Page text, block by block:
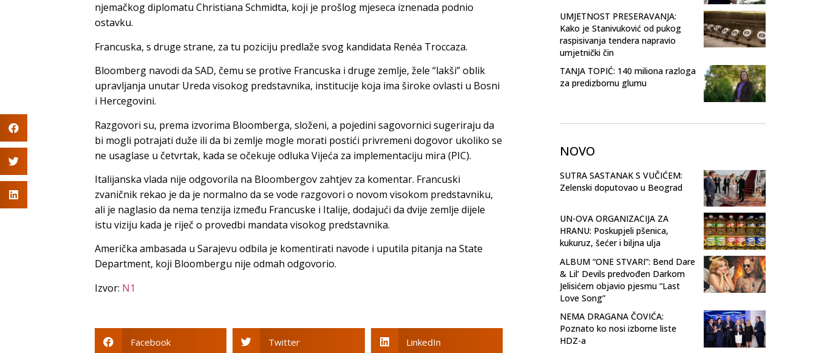
njemačkog diplomatu Christiana Schmidta, koji je prošlog mjeseca iznenada podnio
ostavku.
Francuska, s druge strane, za tu poziciju predlaže svog kandidata Renéa Troccaza.
Bloomberg navodi da SAD, čemu se protive Francuska i druge zemlje, žele “lakši” oblik
upravljanja unutar Ureda visokog predstavnika, institucije koja ima široke ovlasti u Bosni
i Hercegovini.
Razgovori su, prema izvorima Bloomberga, složeni, a pojedini sagovornici sugeriraju da
bi mogli potrajati duže ili da bi zemlje mogle morati postići privremeni dogovor ukoliko se
ne usaglase u četvrtak, kada se očekuje odluka Vijeća za implementaciju mira (PIC).
Italijanska vlada nije odgovorila na Bloombergov zahtjev za komentar. Francuski
zvaničnik rekao je da je normalno da se vode razgovori o novom visokom predstavniku,
ali je naglasio da nema tenzija između Francuske i Italije, dodajući da dvije zemlje dijele
istu viziju kada je riječ o provedbi mandata visokog predstavnika.
Američka ambasada u Sarajevu odbila je komentirati navode i uputila pitanja na State
Department, koji Bloombergu nije odmah odgovorio.
Izvor: N1
Facebook Twitter LinkedIn
UMJETNOST PRESERAVANJA:
Kako je Stanivuković od pukog
raspisivanja tendera napravio
umjetnički čin
TANJA TOPIĆ: 140 miliona razloga
za predizbornu glumu
NOVO
SUTRA SASTANAK S VUČIĆEM:
Zelenski doputovao u Beograd
UN-OVA ORGANIZACIJA ZA
HRANU: Poskupjeli pšenica,
kukuruz, šećer i biljna ulja
ALBUM “ONE STVARI”: Bend Dare
& Lil’ Devils predvođen Darkom
Jelisićem objavio pjesmu “Last
Love Song”
NEMA DRAGANA ČOVIĆA:
Poznato ko nosi izborne liste
HDZ-a